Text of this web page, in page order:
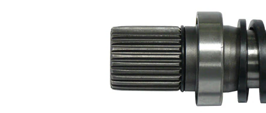
exterioara
parte roata
26
exterioara
37